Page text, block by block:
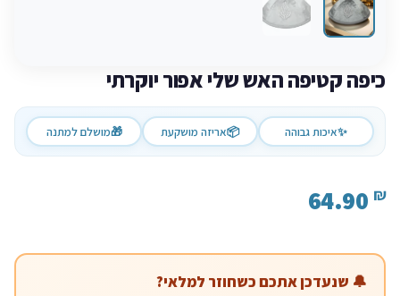
כיפה קטיפה האש שלי אפור יוקרתי
✨איכות גבוהה 📦אריזה מושקעת 🎁מושלם למתנה
64.90 ₪
🔔 שנעדכן אתכם כשחוזר למלאי?